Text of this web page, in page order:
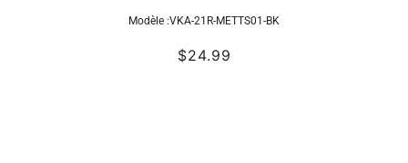
Modèle :VKA-21R-METTS01-BK
$24.99